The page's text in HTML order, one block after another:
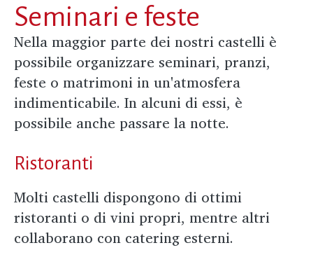
Seminari e feste
Nella maggior parte dei nostri castelli è
possibile organizzare seminari, pranzi,
feste o matrimoni in un'atmosfera
indimenticabile. In alcuni di essi, è
possibile anche passare la notte.
Ristoranti
Molti castelli dispongono di ottimi
ristoranti o di vini propri, mentre altri
collaborano con catering esterni.